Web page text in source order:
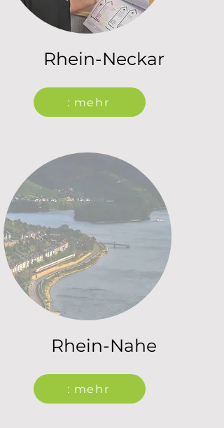
Rhein-Neckar
: mehr
Rhein-Nahe
: mehr